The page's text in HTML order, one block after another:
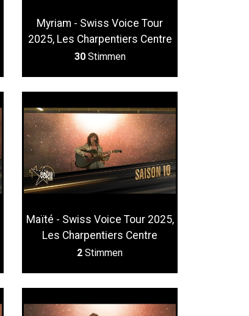
Myriam - Swiss Voice Tour
2025, Les Charpentiers Centre
30 Stimmen
Maïté - Swiss Voice Tour 2025,
Les Charpentiers Centre
2 Stimmen